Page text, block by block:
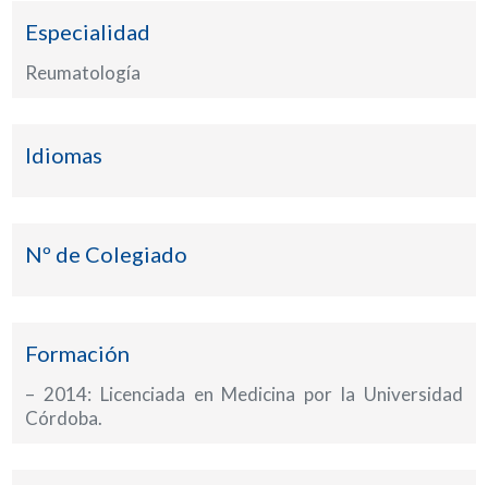
Especialidad
Reumatología
Idiomas
Nº de Colegiado
Formación
– 2014: Licenciada en Medicina por la Universidad
Córdoba.